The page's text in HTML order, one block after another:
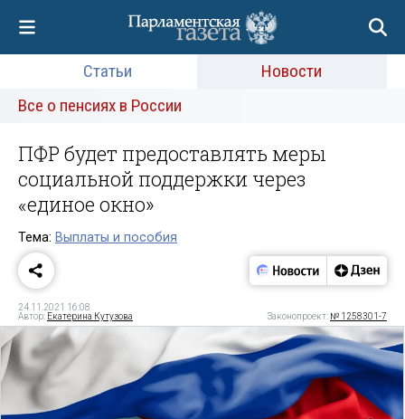
Статьи
Новости
Все о пенсиях в России
ПФР будет предоставлять меры
социальной поддержки через
«единое окно»
Тема: Выплаты и пособия
24.11.2021 16:08
Автор: Екатерина Кутузова Законопроект: № 1258301-7